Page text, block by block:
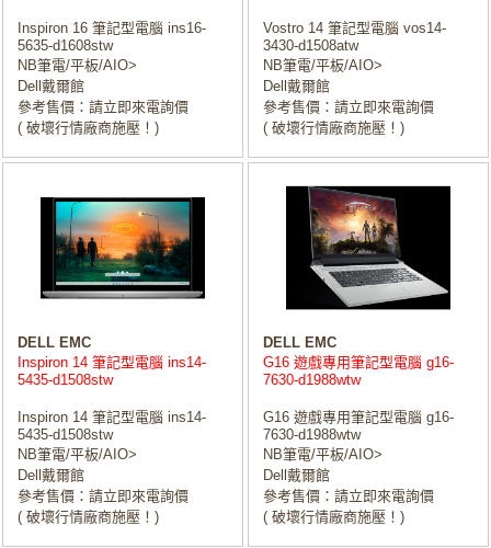
Inspiron 16 筆記型電腦 ins16-
5635-d1608stw
NB筆電/平板/AIO>
Dell戴爾館
參考售價：請立即來電詢價
( 破壞行情廠商施壓！)
Vostro 14 筆記型電腦 vos14-
3430-d1508atw
NB筆電/平板/AIO>
Dell戴爾館
參考售價：請立即來電詢價
( 破壞行情廠商施壓！)
DELL EMC
Inspiron 14 筆記型電腦 ins14-
5435-d1508stw
Inspiron 14 筆記型電腦 ins14-
5435-d1508stw
NB筆電/平板/AIO>
Dell戴爾館
參考售價：請立即來電詢價
( 破壞行情廠商施壓！)
DELL EMC
G16 遊戲專用筆記型電腦 g16-
7630-d1988wtw
G16 遊戲專用筆記型電腦 g16-
7630-d1988wtw
NB筆電/平板/AIO>
Dell戴爾館
參考售價：請立即來電詢價
( 破壞行情廠商施壓！)